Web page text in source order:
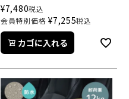
¥7,480税込
会員特別価格 ¥7,255税込
カゴに入れる